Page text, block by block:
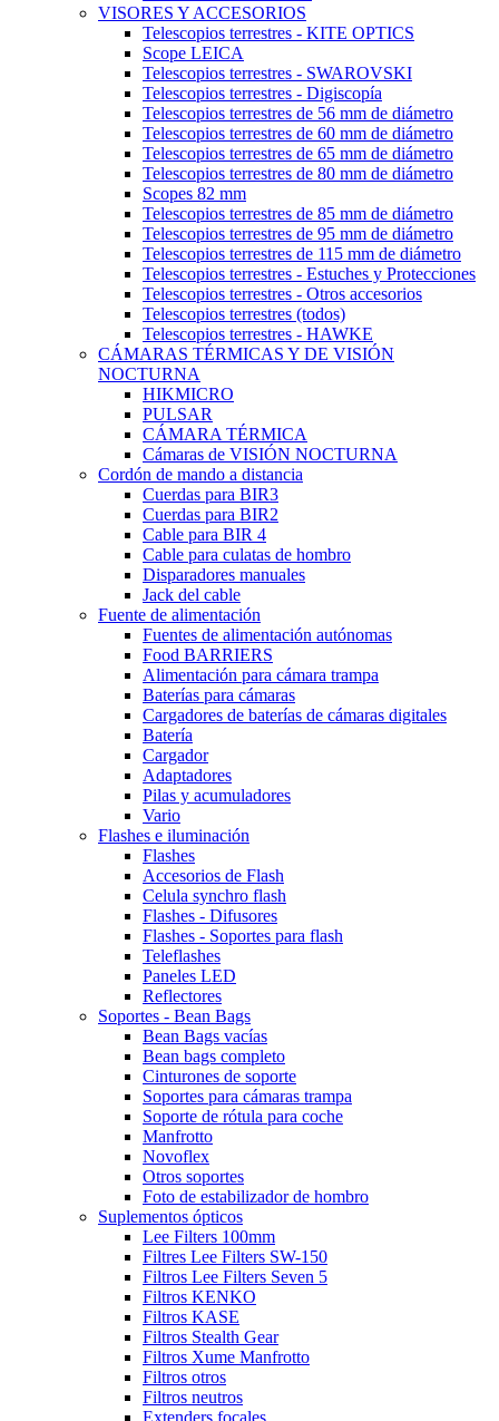
VISORES Y ACCESORIOS
Telescopios terrestres - KITE OPTICS
Scope LEICA
Telescopios terrestres - SWAROVSKI
Telescopios terrestres - Digiscopía
Telescopios terrestres de 56 mm de diámetro
Telescopios terrestres de 60 mm de diámetro
Telescopios terrestres de 65 mm de diámetro
Telescopios terrestres de 80 mm de diámetro
Scopes 82 mm
Telescopios terrestres de 85 mm de diámetro
Telescopios terrestres de 95 mm de diámetro
Telescopios terrestres de 115 mm de diámetro
Telescopios terrestres - Estuches y Protecciones
Telescopios terrestres - Otros accesorios
Telescopios terrestres (todos)
Telescopios terrestres - HAWKE
CÁMARAS TÉRMICAS Y DE VISIÓN
NOCTURNA
HIKMICRO
PULSAR
CÁMARA TÉRMICA
Cámaras de VISIÓN NOCTURNA
Cordón de mando a distancia
Cuerdas para BIR3
Cuerdas para BIR2
Cable para BIR 4
Cable para culatas de hombro
Disparadores manuales
Jack del cable
Fuente de alimentación
Fuentes de alimentación autónomas
Food BARRIERS
Alimentación para cámara trampa
Baterías para cámaras
Cargadores de baterías de cámaras digitales
Batería
Cargador
Adaptadores
Pilas y acumuladores
Vario
Flashes e iluminación
Flashes
Accesorios de Flash
Celula synchro flash
Flashes - Difusores
Flashes - Soportes para flash
Teleflashes
Paneles LED
Reflectores
Soportes - Bean Bags
Bean Bags vacías
Bean bags completo
Cinturones de soporte
Soportes para cámaras trampa
Soporte de rótula para coche
Manfrotto
Novoflex
Otros soportes
Foto de estabilizador de hombro
Suplementos ópticos
Lee Filters 100mm
Filtres Lee Filters SW-150
Filtros Lee Filters Seven 5
Filtros KENKO
Filtros KASE
Filtros Stealth Gear
Filtros Xume Manfrotto
Filtros otros
Filtros neutros
Extenders focales